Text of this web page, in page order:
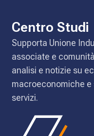
Centro Studi
Supporta Unione
associate e
analisi e notizie su
macroeconomiche
servizi.